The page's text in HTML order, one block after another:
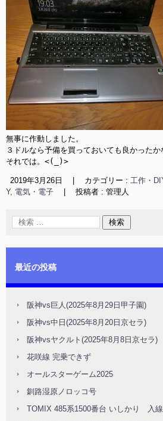
無事に作動しました。
３ドルなら予備を買っておいても良かったか
それでは。<(_)>
2019年3月26日 カテゴリー : 工作・
Y, 電気・電子
投稿者 : 管理人
最近の投稿
阪神vs巨人(2025年8月29日甲子園)
阪神vs中日(2025年8月20日京セラ)
阪神vsヤクルト(2025年8月8日京セラ)
花咲線 完乗できず
オールスターゲーム2025
釧路湿原ノロッコ号
TOMIX 485系1500番台 いしかり 入線